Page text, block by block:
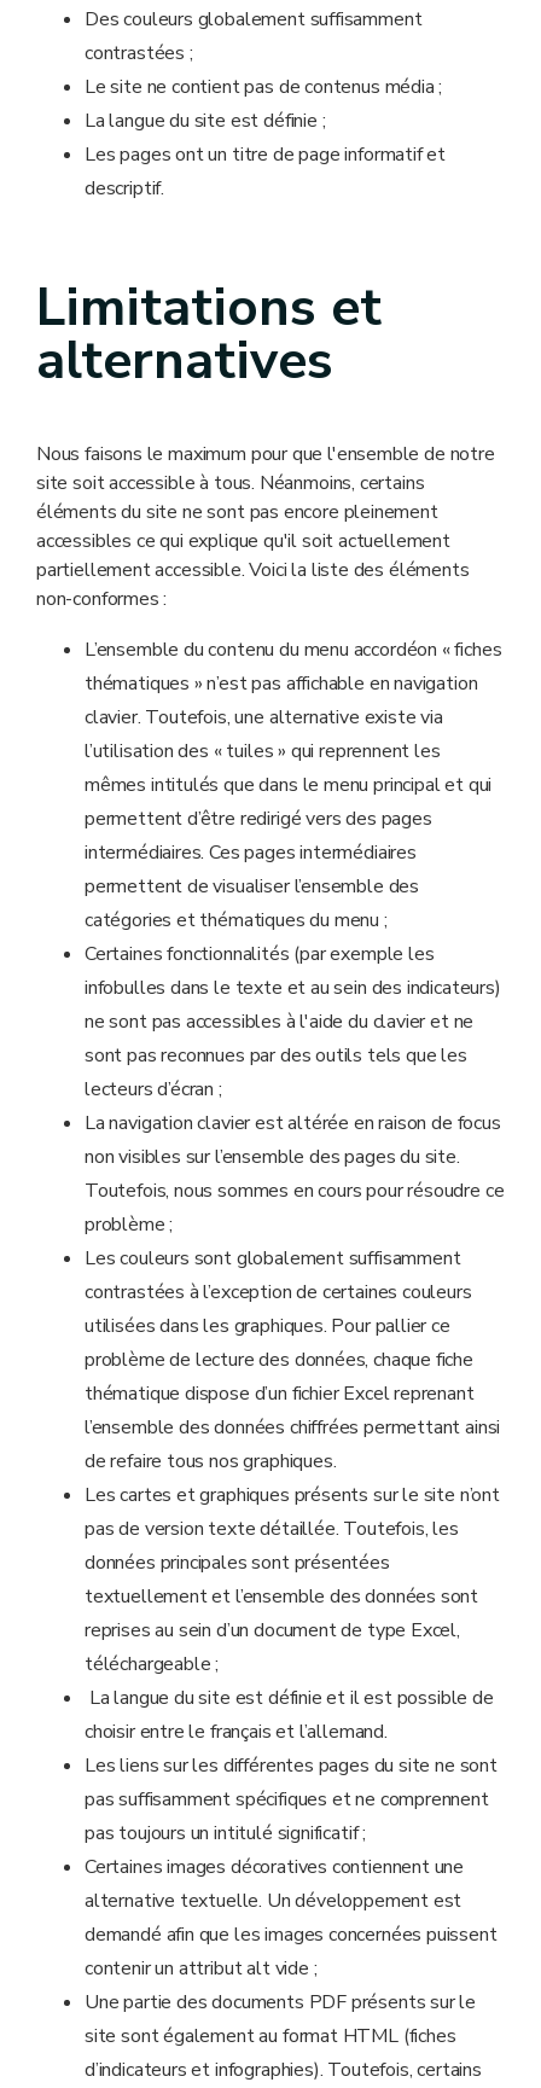
Des couleurs globalement suffisamment
contrastées ;
Le site ne contient pas de contenus média ;
La langue du site est définie ;
Les pages ont un titre de page informatif et
descriptif.
Limitations et
alternatives
Nous faisons le maximum pour que l'ensemble de notre
site soit accessible à tous. Néanmoins, certains
éléments du site ne sont pas encore pleinement
accessibles ce qui explique qu'il soit actuellement
partiellement accessible. Voici la liste des éléments
non-conformes :
L’ensemble du contenu du menu accordéon « fiches
thématiques » n’est pas affichable en navigation
clavier. Toutefois, une alternative existe via
l’utilisation des « tuiles » qui reprennent les
mêmes intitulés que dans le menu principal et qui
permettent d’être redirigé vers des pages
intermédiaires. Ces pages intermédiaires
permettent de visualiser l’ensemble des
catégories et thématiques du menu ;
Certaines fonctionnalités (par exemple les
infobulles dans le texte et au sein des indicateurs)
ne sont pas accessibles à l'aide du clavier et ne
sont pas reconnues par des outils tels que les
lecteurs d’écran ;
La navigation clavier est altérée en raison de focus
non visibles sur l’ensemble des pages du site.
Toutefois, nous sommes en cours pour résoudre ce
problème ;
Les couleurs sont globalement suffisamment
contrastées à l’exception de certaines couleurs
utilisées dans les graphiques. Pour pallier ce
problème de lecture des données, chaque fiche
thématique dispose d’un fichier Excel reprenant
l’ensemble des données chiffrées permettant ainsi
de refaire tous nos graphiques.
Les cartes et graphiques présents sur le site n’ont
pas de version texte détaillée. Toutefois, les
données principales sont présentées
textuellement et l’ensemble des données sont
reprises au sein d’un document de type Excel,
téléchargeable ;
La langue du site est définie et il est possible de
choisir entre le français et l’allemand.
Les liens sur les différentes pages du site ne sont
pas suffisamment spécifiques et ne comprennent
pas toujours un intitulé significatif ;
Certaines images décoratives contiennent une
alternative textuelle. Un développement est
demandé afin que les images concernées puissent
contenir un attribut alt vide ;
Une partie des documents PDF présents sur le
site sont également au format HTML (fiches
d’indicateurs et infographies). Toutefois, certains